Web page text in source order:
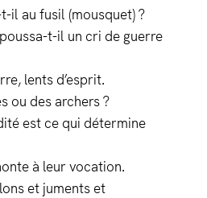
il au fusil (mousquet) ?
t-il un cri de guerre
lents d’esprit.
ou des archers ?
est ce qui détermine
à leur vocation.
et juments et